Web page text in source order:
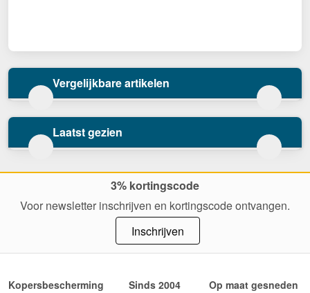
Vergelijkbare artikelen
Laatst gezien
3% kortingscode
Voor newsletter inschrijven en kortingscode ontvangen.
Inschrijven
Kopersbescherming Sinds 2004 Op maat gesneden